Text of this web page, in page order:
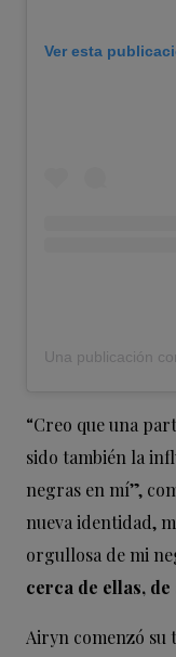
Ver esta
“Creo que una
sido también la
negras en mí”,
nueva identidad,
orgullosa de mi
cerca de ellas,
Airyn comenzó su